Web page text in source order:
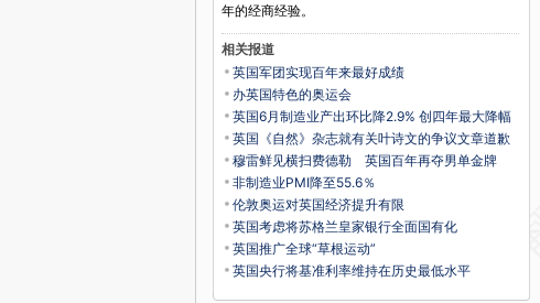
年的经商经验。
相关报道
英国军团实现百年来最好成绩
办英国特色的奥运会
英国6月制造业产出环比降2.9% 创四年最大降幅
英国《自然》杂志就有关叶诗文的争议文章道歉
穆雷鲜见横扫费德勒 英国百年再夺男单金牌
非制造业PMI降至55.6％
伦敦奥运对英国经济提升有限
英国考虑将苏格兰皇家银行全面国有化
英国推广全球“草根运动”
英国央行将基准利率维持在历史最低水平